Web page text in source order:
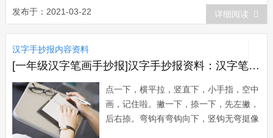
和文化上实行一系列的巨大改革，以加强
和方便他所代表的地主阶级对全国的统治
力量。文字改革就是其中之一。公元前
发布于：2021-03-22 详细阅读
汉字手抄报内容资料
[一年级汉字笔画手抄报]汉字手抄报资料：汉字笔画歌
点一下，横平拉，竖直下，小手指，空中
画，记住啦。撇一下，捺一下，先左撇，
后右捺。弯钩有弯钩向下，竖钩无弯挺像